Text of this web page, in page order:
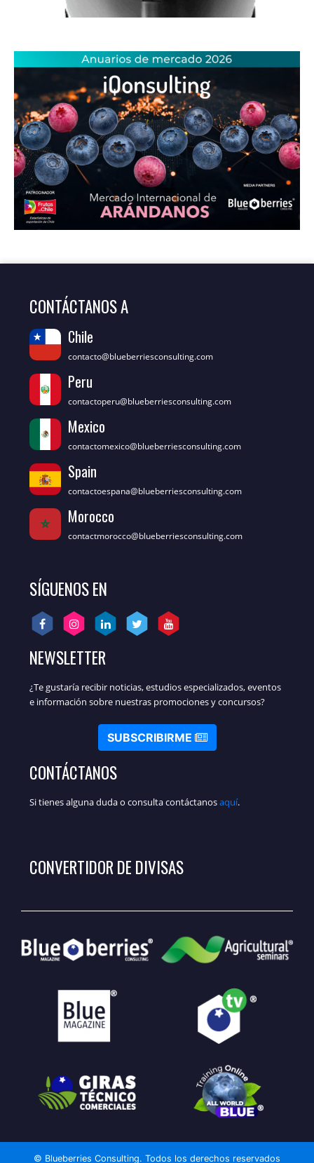
CONTÁCTANOS A
Chile
contacto@blueberriesconsulting.com
Peru
contactoperu@blueberriesconsulting.com
Mexico
contactomexico@blueberriesconsulting.com
Spain
contactoespana@blueberriesconsulting.com
Morocco
contactmorocco@blueberriesconsulting.com
SÍGUENOS EN
NEWSLETTER
¿Te gustaría recibir noticias, estudios especializados, eventos
e información sobre nuestras promociones y concursos?
SUBSCRIBIRME
CONTÁCTANOS
Si tienes alguna duda o consulta contáctanosaquí.
CONVERTIDOR DE DIVISAS
© Blueberries Consulting. Todos los derechos reservados